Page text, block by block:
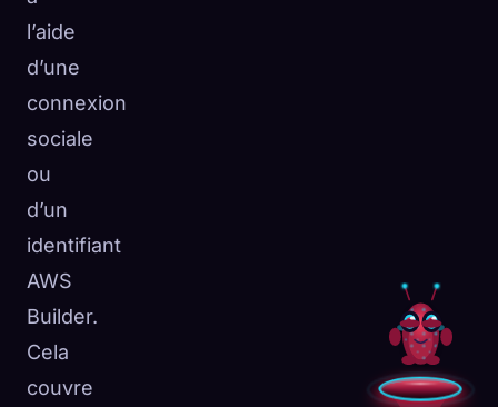
l’aide
d’une
connexion
sociale
ou
d’un
identifiant
AWS
Builder.
Cela
couvre